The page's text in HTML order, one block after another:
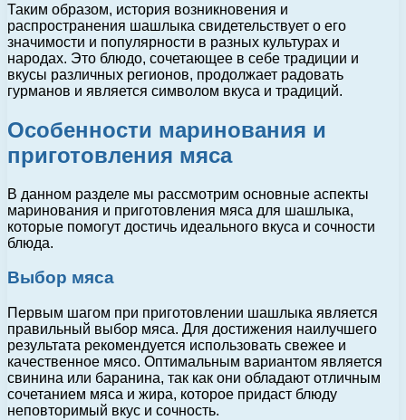
Таким образом, история возникновения и
распространения шашлыка свидетельствует о его
значимости и популярности в разных культурах и
народах. Это блюдо, сочетающее в себе традиции и
вкусы различных регионов, продолжает радовать
гурманов и является символом вкуса и традиций.
Особенности маринования и
приготовления мяса
В данном разделе мы рассмотрим основные аспекты
маринования и приготовления мяса для шашлыка,
которые помогут достичь идеального вкуса и сочности
блюда.
Выбор мяса
Первым шагом при приготовлении шашлыка является
правильный выбор мяса. Для достижения наилучшего
результата рекомендуется использовать свежее и
качественное мясо. Оптимальным вариантом является
свинина или баранина, так как они обладают отличным
сочетанием мяса и жира, которое придаст блюду
неповторимый вкус и сочность.